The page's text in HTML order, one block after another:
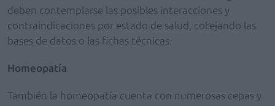
deben contemplarse las posibles interacciones y
contraindicaciones por estado de salud, cotejando las
bases de datos o las fichas técnicas.
Homeopatía
También la homeopatía cuenta con numerosas cepas y